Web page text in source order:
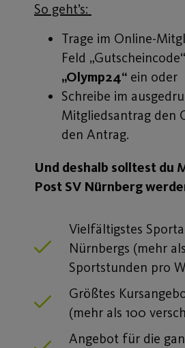
So geht’s:
Trage im Online-
Feld
„Olymp24“ ein oder
Schreibe im
Mitgliedsantrag den
den Antrag.
Und deshalb solltest du
Post SV Nürnberg
Vielfältigstes
Nürnbergs (mehr
Sportstunden pro
Größtes
(mehr als 100
Angebot für die